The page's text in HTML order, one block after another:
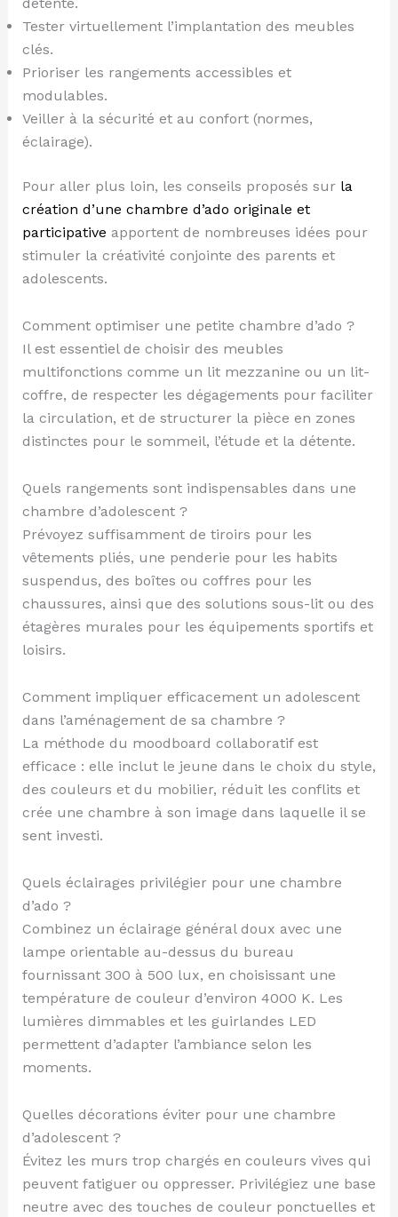
Tester virtuellement l’implantation des meubles
clés.
Prioriser les rangements accessibles et
modulables.
Veiller à la sécurité et au confort (normes,
éclairage).
Pour aller plus loin, les conseils proposés sur la
création d’une chambre d’ado originale et
participative apportent de nombreuses idées pour
stimuler la créativité conjointe des parents et
adolescents.
Comment optimiser une petite chambre d’ado ?
Il est essentiel de choisir des meubles
multifonctions comme un lit mezzanine ou un lit-
coffre, de respecter les dégagements pour faciliter
la circulation, et de structurer la pièce en zones
distinctes pour le sommeil, l’étude et la détente.
Quels rangements sont indispensables dans une
chambre d’adolescent ?
Prévoyez suffisamment de tiroirs pour les
vêtements pliés, une penderie pour les habits
suspendus, des boîtes ou coffres pour les
chaussures, ainsi que des solutions sous-lit ou des
étagères murales pour les équipements sportifs et
loisirs.
Comment impliquer efficacement un adolescent
dans l’aménagement de sa chambre ?
La méthode du moodboard collaboratif est
efficace : elle inclut le jeune dans le choix du style,
des couleurs et du mobilier, réduit les conflits et
crée une chambre à son image dans laquelle il se
sent investi.
Quels éclairages privilégier pour une chambre
d’ado ?
Combinez un éclairage général doux avec une
lampe orientable au-dessus du bureau
fournissant 300 à 500 lux, en choisissant une
température de couleur d’environ 4000 K. Les
lumières dimmables et les guirlandes LED
permettent d’adapter l’ambiance selon les
moments.
Quelles décorations éviter pour une chambre
d’adolescent ?
Évitez les murs trop chargés en couleurs vives qui
peuvent fatiguer ou oppresser. Privilégiez une base
neutre avec des touches de couleur ponctuelles et